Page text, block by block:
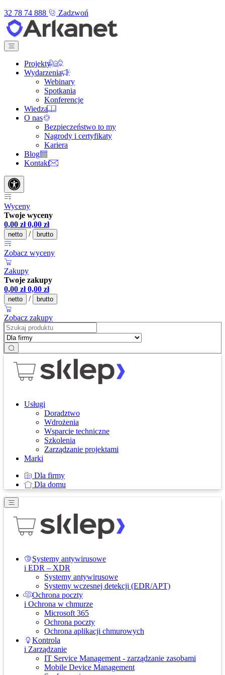
32 78 74 888
Zadzwoń
Projekty
Wydarzenia
Webinary
Spotkania
Konferencje
Wiedza
O nas
Bezpieczeństwo to my
Nagrody i certyfikaty
Kariera
Blog
Kontakt
Wyceny
Twoje wyceny
0,00 zł 0,00 zł
netto / brutto
Zobacz wyceny
Zakupy
Twoje zakupy
0,00 zł 0,00 zł
netto / brutto
Zobacz zakupy
Usługi
Doradztwo
Wdrożenia
Wsparcie techniczne
Szkolenia
Zarządzanie projektami
Marki
Dla firmy
Dla domu
Systemy antywirusowe
i EDR – XDR
Systemy antywirusowe
Systemy wczesnej detekcji (EDR/APT)
Ochrona poczty
i Ochrona w chmurze
Microsoft 365
Ochrona poczty
Ochrona aplikacji chmurowych
Kontrola
i Zarządzanie
IT Service Management - zarządzanie zasobami
Mobile Device Management